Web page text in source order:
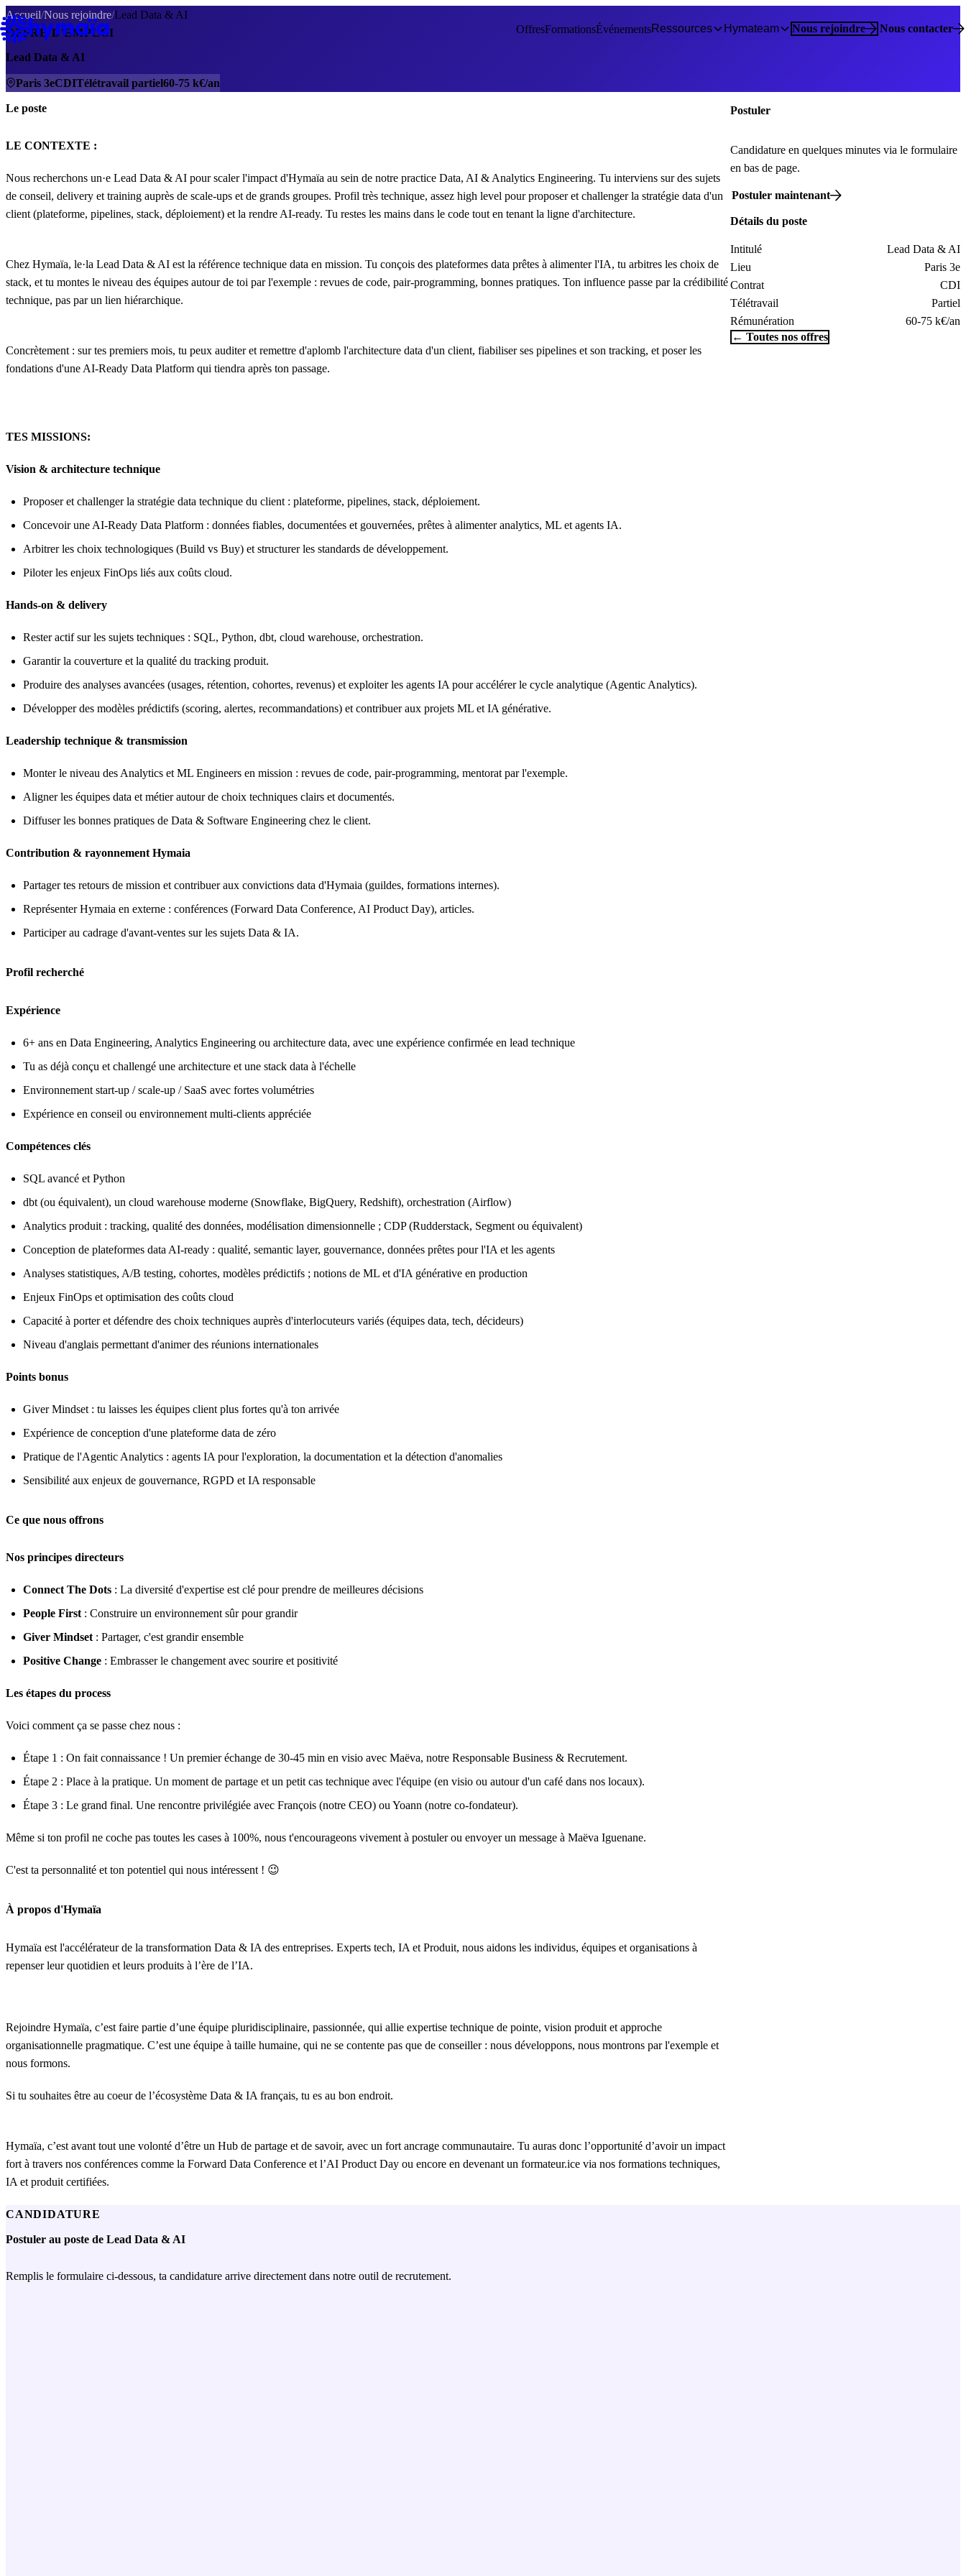
OffresFormationsÉvénementsRessources Hymateam Nous rejoindre Nous contacter
Accueil/Nous rejoindre/Lead Data & AI
OFFRE D'EMPLOI
Lead Data & AI
Paris 3eCDITélétravail partiel60-75 k€/an
Le poste
LE CONTEXTE :
Nous recherchons un·e Lead Data & AI pour scaler l'impact d'Hymaïa au sein de notre practice Data, AI & Analytics Engineering. Tu interviens sur des sujets
de conseil, delivery et training auprès de scale-ups et de grands groupes. Profil très technique, assez high level pour proposer et challenger la stratégie data d'un
client (plateforme, pipelines, stack, déploiement) et la rendre AI-ready. Tu restes les mains dans le code tout en tenant la ligne d'architecture.
Chez Hymaïa, le·la Lead Data & AI est la référence technique data en mission. Tu conçois des plateformes data prêtes à alimenter l'IA, tu arbitres les choix de
stack, et tu montes le niveau des équipes autour de toi par l'exemple : revues de code, pair-programming, bonnes pratiques. Ton influence passe par la crédibilité
technique, pas par un lien hiérarchique.
Concrètement : sur tes premiers mois, tu peux auditer et remettre d'aplomb l'architecture data d'un client, fiabiliser ses pipelines et son tracking, et poser les
fondations d'une AI-Ready Data Platform qui tiendra après ton passage.
TES MISSIONS:
Vision & architecture technique
Proposer et challenger la stratégie data technique du client : plateforme, pipelines, stack, déploiement.
Concevoir une AI-Ready Data Platform : données fiables, documentées et gouvernées, prêtes à alimenter analytics, ML et agents IA.
Arbitrer les choix technologiques (Build vs Buy) et structurer les standards de développement.
Piloter les enjeux FinOps liés aux coûts cloud.
Hands-on & delivery
Rester actif sur les sujets techniques : SQL, Python, dbt, cloud warehouse, orchestration.
Garantir la couverture et la qualité du tracking produit.
Produire des analyses avancées (usages, rétention, cohortes, revenus) et exploiter les agents IA pour accélérer le cycle analytique (Agentic Analytics).
Développer des modèles prédictifs (scoring, alertes, recommandations) et contribuer aux projets ML et IA générative.
Leadership technique & transmission
Monter le niveau des Analytics et ML Engineers en mission : revues de code, pair-programming, mentorat par l'exemple.
Aligner les équipes data et métier autour de choix techniques clairs et documentés.
Diffuser les bonnes pratiques de Data & Software Engineering chez le client.
Contribution & rayonnement Hymaia
Partager tes retours de mission et contribuer aux convictions data d'Hymaia (guildes, formations internes).
Représenter Hymaia en externe : conférences (Forward Data Conference, AI Product Day), articles.
Participer au cadrage d'avant-ventes sur les sujets Data & IA.
Profil recherché
Expérience
6+ ans en Data Engineering, Analytics Engineering ou architecture data, avec une expérience confirmée en lead technique
Tu as déjà conçu et challengé une architecture et une stack data à l'échelle
Environnement start-up / scale-up / SaaS avec fortes volumétries
Expérience en conseil ou environnement multi-clients appréciée
Compétences clés
SQL avancé et Python
dbt (ou équivalent), un cloud warehouse moderne (Snowflake, BigQuery, Redshift), orchestration (Airflow)
Analytics produit : tracking, qualité des données, modélisation dimensionnelle ; CDP (Rudderstack, Segment ou équivalent)
Conception de plateformes data AI-ready : qualité, semantic layer, gouvernance, données prêtes pour l'IA et les agents
Analyses statistiques, A/B testing, cohortes, modèles prédictifs ; notions de ML et d'IA générative en production
Enjeux FinOps et optimisation des coûts cloud
Capacité à porter et défendre des choix techniques auprès d'interlocuteurs variés (équipes data, tech, décideurs)
Niveau d'anglais permettant d'animer des réunions internationales
Points bonus
Giver Mindset : tu laisses les équipes client plus fortes qu'à ton arrivée
Expérience de conception d'une plateforme data de zéro
Pratique de l'Agentic Analytics : agents IA pour l'exploration, la documentation et la détection d'anomalies
Sensibilité aux enjeux de gouvernance, RGPD et IA responsable
Ce que nous offrons
Nos principes directeurs
Connect The Dots : La diversité d'expertise est clé pour prendre de meilleures décisions
People First : Construire un environnement sûr pour grandir
Giver Mindset : Partager, c'est grandir ensemble
Positive Change : Embrasser le changement avec sourire et positivité
Les étapes du process
Voici comment ça se passe chez nous :
Étape 1 : On fait connaissance ! Un premier échange de 30-45 min en visio avec Maëva, notre Responsable Business & Recrutement.
Étape 2 : Place à la pratique. Un moment de partage et un petit cas technique avec l'équipe (en visio ou autour d'un café dans nos locaux).
Étape 3 : Le grand final. Une rencontre privilégiée avec François (notre CEO) ou Yoann (notre co-fondateur).
Même si ton profil ne coche pas toutes les cases à 100%, nous t'encourageons vivement à postuler ou envoyer un message à Maëva Iguenane.
C'est ta personnalité et ton potentiel qui nous intéressent ! 😉
À propos d'Hymaïa
Hymaïa est l'accélérateur de la transformation Data & IA des entreprises. Experts tech, IA et Produit, nous aidons les individus, équipes et organisations à
repenser leur quotidien et leurs produits à l’ère de l’IA.
Rejoindre Hymaïa, c’est faire partie d’une équipe pluridisciplinaire, passionnée, qui allie expertise technique de pointe, vision produit et approche
organisationnelle pragmatique. C’est une équipe à taille humaine, qui ne se contente pas que de conseiller : nous développons, nous montrons par l'exemple et
nous formons.
Si tu souhaites être au coeur de l’écosystème Data & IA français, tu es au bon endroit.
Hymaïa, c’est avant tout une volonté d’être un Hub de partage et de savoir, avec un fort ancrage communautaire. Tu auras donc l’opportunité d’avoir un impact
fort à travers nos conférences comme la Forward Data Conference et l’AI Product Day ou encore en devenant un formateur.ice via nos formations techniques,
IA et produit certifiées.
Postuler
Candidature en quelques minutes via le formulaire
en bas de page.
Postuler maintenant
Détails du poste
Intitulé
Lead Data & AI
Lieu
Paris 3e
Contrat
CDI
Télétravail
Partiel
Rémunération
60-75 k€/an
← Toutes nos offres
CANDIDATURE
Postuler au poste de Lead Data & AI
Remplis le formulaire ci-dessous, ta candidature arrive directement dans notre outil de recrutement.
Panneau de gestion des cookies